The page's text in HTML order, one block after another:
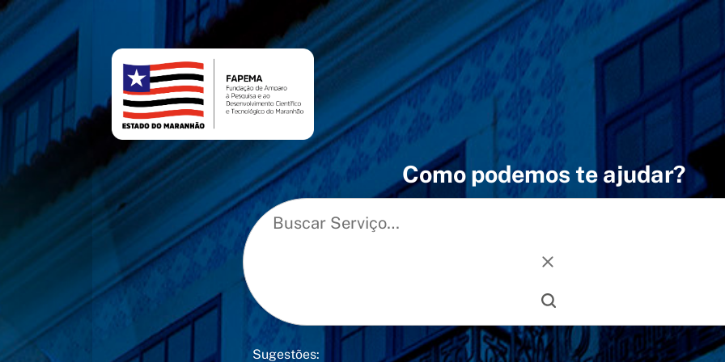
conteúdo
menu
Como podemos te ajudar?
Sugestões: